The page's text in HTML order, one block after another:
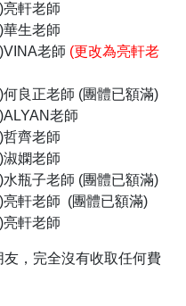
軒老師
生老師
老師 (更改為亮軒老
良正老師 (團體已額滿)
老師
齊老師
淑嫻老師
水瓶子老師 (團體已額滿)
軒老師 (團體已額滿)
軒老師
，完全沒有收取任何費